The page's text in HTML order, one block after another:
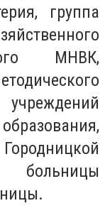
группа
МНВК,